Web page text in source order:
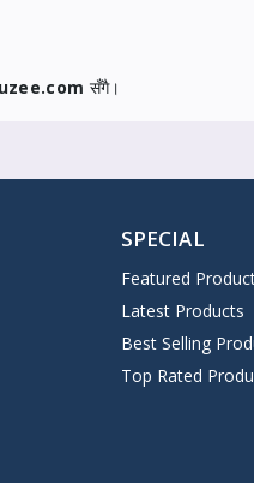
सँगै।
SPECIAL
Featured
Latest Products
Best Selling
Top Rated